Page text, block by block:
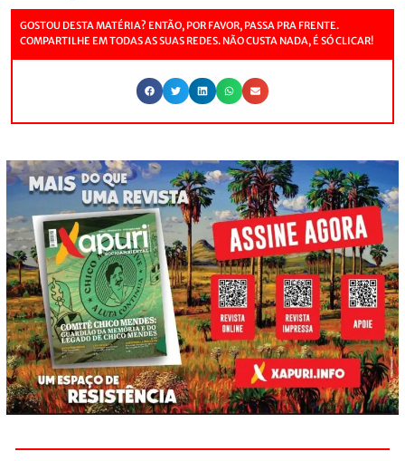
GOSTOU DESTA MATÉRIA? ENTÃO, POR FAVOR, PASSA PRA FRENTE.
COMPARTILHE EM TODAS AS SUAS REDES. NÃO CUSTA NADA, É SÓ CLICAR!